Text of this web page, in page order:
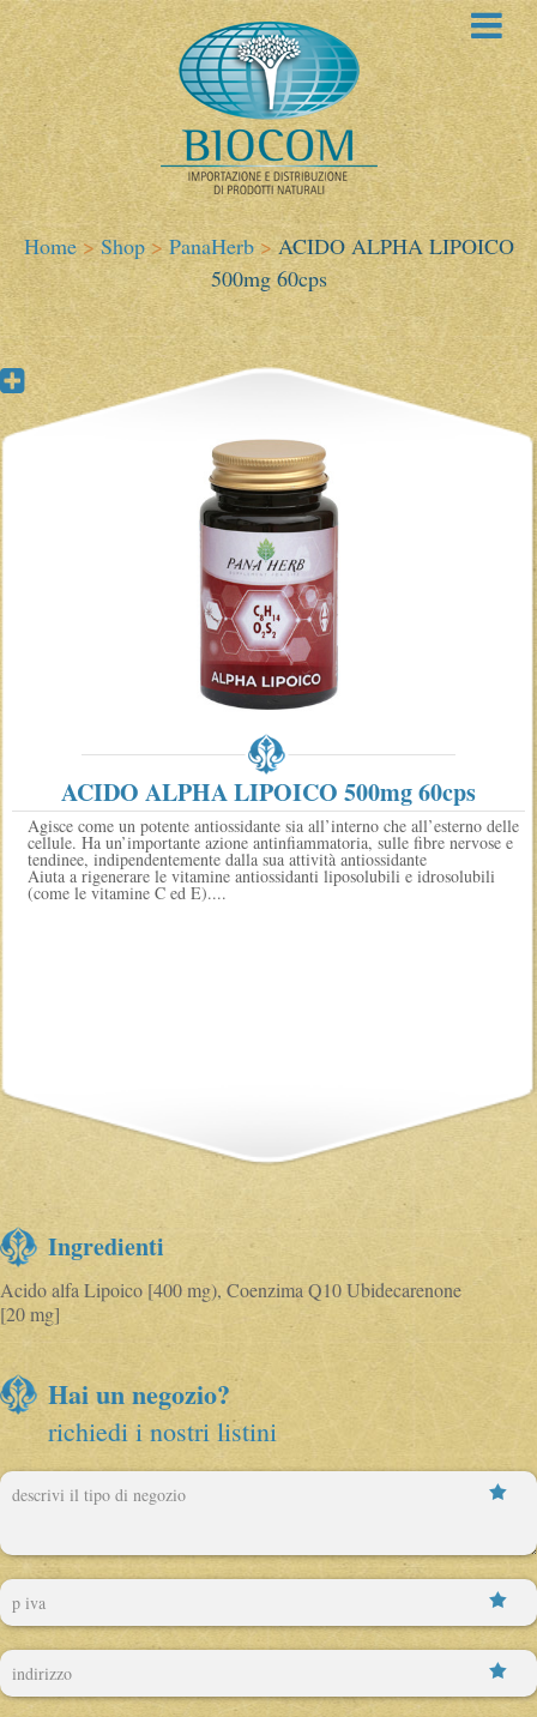
Home > Shop > PanaHerb > ACIDO ALPHA LIPOICO
500mg 60cps
ACIDO ALPHA LIPOICO 500mg 60cps
Agisce come un potente antiossidante sia all’interno che all’esterno delle
cellule. Ha un’importante azione antinfiammatoria, sulle fibre nervose e
tendinee, indipendentemente dalla sua attività antiossidante
Aiuta a rigenerare le vitamine antiossidanti liposolubili e idrosolubili
(come le vitamine C ed E)....
Ingredienti
Acido alfa Lipoico [400 mg), Coenzima Q10 Ubidecarenone
[20 mg]
Hai un negozio?
richiedi i nostri listini